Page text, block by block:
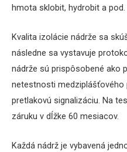
hmota sklobit, hydrobit a pod.
Kvalita izolácie nádrže sa
následne sa vystavuje
nádrže sú prispôsobené ako
netestnosti medziplášťového
pretlakovú signalizáciu. Na
záruku v dĺžke 60 mesiacov.
Každá nádrž je vybavená